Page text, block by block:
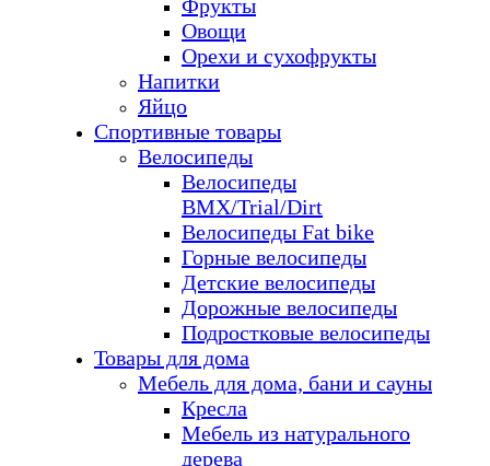
Фрукты
Овощи
Орехи и сухофрукты
Напитки
Яйцо
Спортивные товары
Велосипеды
Велосипеды
BMX/Trial/Dirt
Велосипеды Fat bike
Горные велосипеды
Детские велосипеды
Дорожные велосипеды
Подростковые велосипеды
Товары для дома
Мебель для дома, бани и сауны
Кресла
Мебель из натурального
дерева